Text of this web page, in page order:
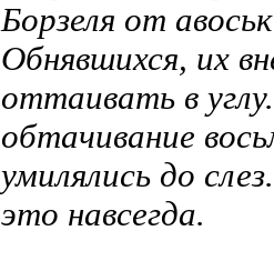
Борзеля от
Обнявшихся, их
оттаивать в
обтачивание
умилялись до
это навсегда.